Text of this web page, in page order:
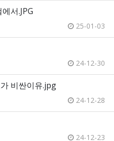
서.JPG
25-01-03
24-12-30
비싼이유.jpg
24-12-28
24-12-23